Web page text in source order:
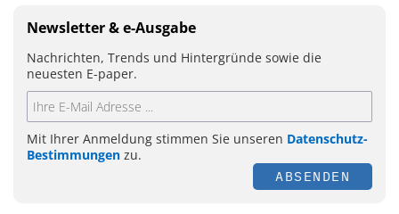
Newsletter & e-Ausgabe
Nachrichten, Trends und Hintergründe sowie die
neuesten E-paper.
Mit Ihrer Anmeldung stimmen Sie unseren Datenschutz-
Bestimmungen zu.
ABSENDEN